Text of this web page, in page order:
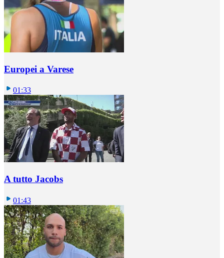
Europei a Varese
01:33
A tutto Jacobs
01:43